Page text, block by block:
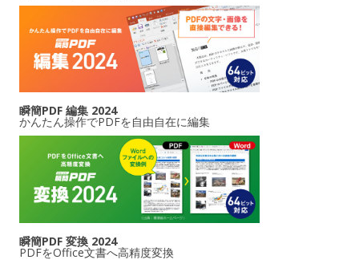
瞬簡PDF 編集 2024
かんたん操作でPDFを自由自在に編集
瞬簡PDF 変換 2024
PDFをOffice文書へ高精度変換